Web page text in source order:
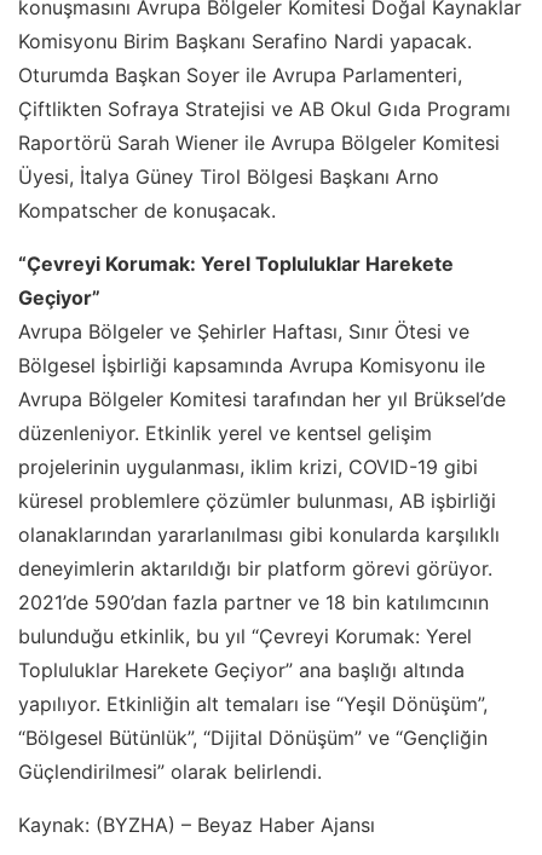
konuşmasını Avrupa Bölgeler Komitesi Doğal Kaynaklar
Komisyonu Birim Başkanı Serafino Nardi yapacak.
Oturumda Başkan Soyer ile Avrupa Parlamenteri,
Çiftlikten Sofraya Stratejisi ve AB Okul Gıda Programı
Raportörü Sarah Wiener ile Avrupa Bölgeler Komitesi
Üyesi, İtalya Güney Tirol Bölgesi Başkanı Arno
Kompatscher de konuşacak.
“Çevreyi Korumak: Yerel Topluluklar Harekete
Geçiyor”
Avrupa Bölgeler ve Şehirler Haftası, Sınır Ötesi ve
Bölgesel İşbirliği kapsamında Avrupa Komisyonu ile
Avrupa Bölgeler Komitesi tarafından her yıl Brüksel’de
düzenleniyor. Etkinlik yerel ve kentsel gelişim
projelerinin uygulanması, iklim krizi, COVID-19 gibi
küresel problemlere çözümler bulunması, AB işbirliği
olanaklarından yararlanılması gibi konularda karşılıklı
deneyimlerin aktarıldığı bir platform görevi görüyor.
2021’de 590’dan fazla partner ve 18 bin katılımcının
bulunduğu etkinlik, bu yıl “Çevreyi Korumak: Yerel
Topluluklar Harekete Geçiyor” ana başlığı altında
yapılıyor. Etkinliğin alt temaları ise “Yeşil Dönüşüm”,
“Bölgesel Bütünlük”, “Dijital Dönüşüm” ve “Gençliğin
Güçlendirilmesi” olarak belirlendi.
Kaynak: (BYZHA) – Beyaz Haber Ajansı